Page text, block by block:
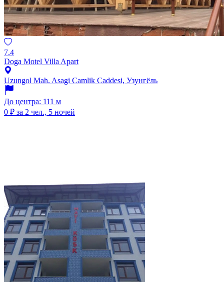
7.4
Doga Motel Villa Apart
Uzungol Mah. Asagi Camlik Caddesi, Узунгёль
До центра: 111 м
0 ₽ за 2 чел., 5 ночей